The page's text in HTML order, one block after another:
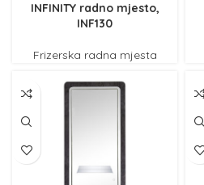
INFINITY radno mjesto,
INF130
Frizerska radna mjesta